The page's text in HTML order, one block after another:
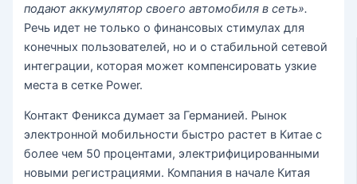
подают аккумулятор своего автомобиля в сеть».
Речь идет не только о финансовых стимулах для
конечных пользователей, но и о стабильной сетевой
интеграции, которая может компенсировать узкие
места в сетке Power.
Контакт Феникса думает за Германией. Рынок
электронной мобильности быстро растет в Китае с
более чем 50 процентами, электрифицированными
новыми регистрациями. Компания в начале Китая